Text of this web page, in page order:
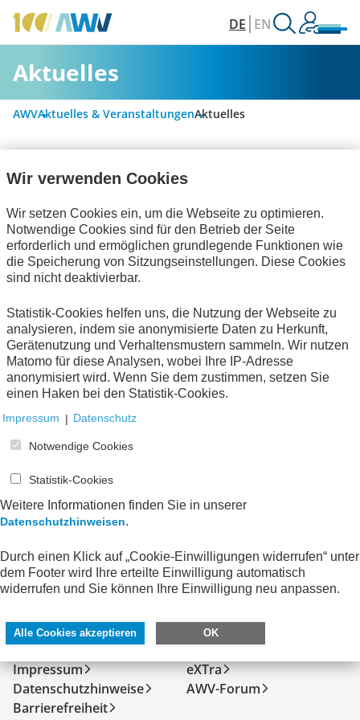
DE EN
Aktuelles
AWVAktuelles & VeranstaltungenAktuelles
Alle Kategorien
Digitalisierung & Modernisierung
Rechnungslegung & Steuern
Informationswirtschaft
Bescheinigungen
Technische Standards
Publikationen
zum Verein
Keine Nachrichten verfügbar.
Kontakt
Impressum
Datenschutzhinweise
Barrierefreiheit
FeRD
eXTra
AWV-Forum
Wir verwenden Cookies
Wir setzen Cookies ein, um die Webseite zu optimieren.
Notwendige Cookies sind für den Betrieb der Seite
erforderlich und ermöglichen grundlegende Funktionen wie
die Speicherung von Sitzungseinstellungen. Diese Cookies
sind nicht deaktivierbar.
Statistik-Cookies helfen uns, die Nutzung der Webseite zu
analysieren, indem sie anonymisierte Daten zu Herkunft,
Gerätenutzung und Verhaltensmustern sammeln. Wir nutzen
Matomo für diese Analysen, wobei Ihre IP-Adresse
anonymisiert wird. Wenn Sie dem zustimmen, setzen Sie
einen Haken bei den Statistik-Cookies.
Impressum | Datenschutz
Notwendige Cookies
Statistik-Cookies
Weitere Informationen finden Sie in unserer
Datenschutzhinweisen.
Durch einen Klick auf „Cookie-Einwilligungen widerrufen“ unter
dem Footer wird Ihre erteilte Einwilligung automatisch
widerrufen und Sie können Ihre Einwilligung neu anpassen.
Alle Cookies akzeptieren OK